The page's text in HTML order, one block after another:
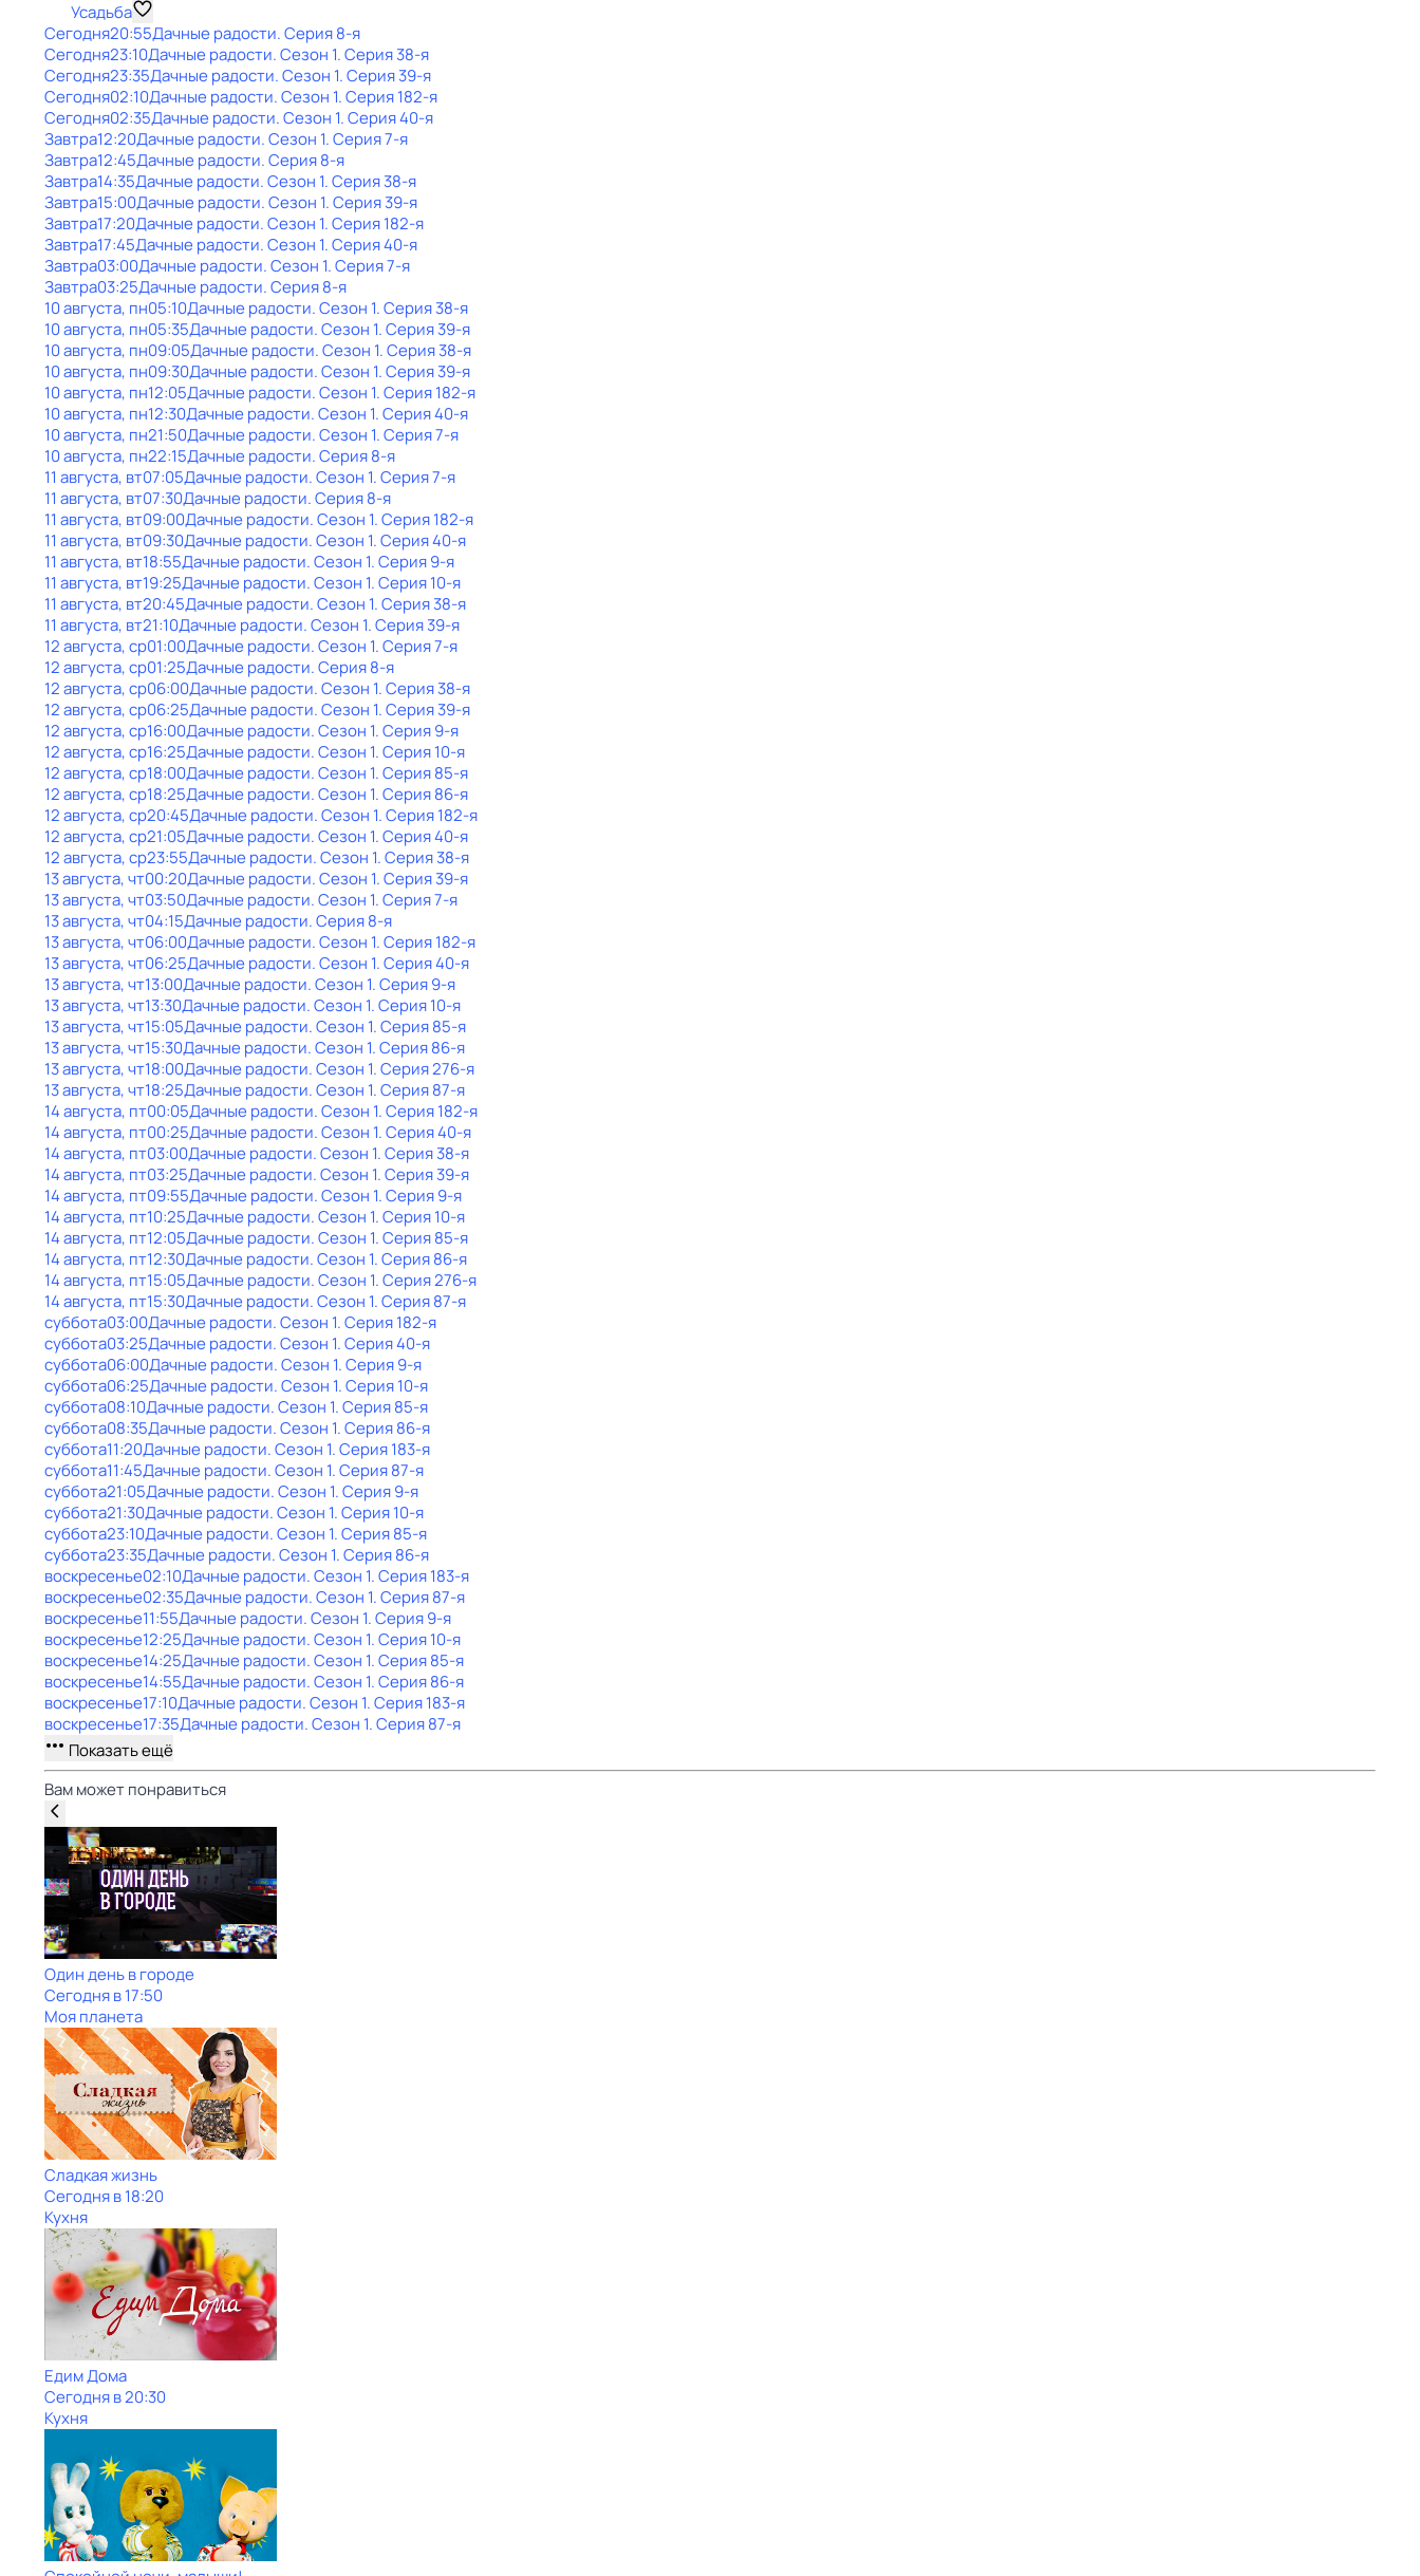
Усадьба
Сегодня20:55Дачные радости. Серия 8-я
Сегодня23:10Дачные радости. Сезон 1. Серия 38-я
Сегодня23:35Дачные радости. Сезон 1. Серия 39-я
Сегодня02:10Дачные радости. Сезон 1. Серия 182-я
Сегодня02:35Дачные радости. Сезон 1. Серия 40-я
Завтра12:20Дачные радости. Сезон 1. Серия 7-я
Завтра12:45Дачные радости. Серия 8-я
Завтра14:35Дачные радости. Сезон 1. Серия 38-я
Завтра15:00Дачные радости. Сезон 1. Серия 39-я
Завтра17:20Дачные радости. Сезон 1. Серия 182-я
Завтра17:45Дачные радости. Сезон 1. Серия 40-я
Завтра03:00Дачные радости. Сезон 1. Серия 7-я
Завтра03:25Дачные радости. Серия 8-я
10 августа, пн05:10Дачные радости. Сезон 1. Серия 38-я
10 августа, пн05:35Дачные радости. Сезон 1. Серия 39-я
10 августа, пн09:05Дачные радости. Сезон 1. Серия 38-я
10 августа, пн09:30Дачные радости. Сезон 1. Серия 39-я
10 августа, пн12:05Дачные радости. Сезон 1. Серия 182-я
10 августа, пн12:30Дачные радости. Сезон 1. Серия 40-я
10 августа, пн21:50Дачные радости. Сезон 1. Серия 7-я
10 августа, пн22:15Дачные радости. Серия 8-я
11 августа, вт07:05Дачные радости. Сезон 1. Серия 7-я
11 августа, вт07:30Дачные радости. Серия 8-я
11 августа, вт09:00Дачные радости. Сезон 1. Серия 182-я
11 августа, вт09:30Дачные радости. Сезон 1. Серия 40-я
11 августа, вт18:55Дачные радости. Сезон 1. Серия 9-я
11 августа, вт19:25Дачные радости. Сезон 1. Серия 10-я
11 августа, вт20:45Дачные радости. Сезон 1. Серия 38-я
11 августа, вт21:10Дачные радости. Сезон 1. Серия 39-я
12 августа, ср01:00Дачные радости. Сезон 1. Серия 7-я
12 августа, ср01:25Дачные радости. Серия 8-я
12 августа, ср06:00Дачные радости. Сезон 1. Серия 38-я
12 августа, ср06:25Дачные радости. Сезон 1. Серия 39-я
12 августа, ср16:00Дачные радости. Сезон 1. Серия 9-я
12 августа, ср16:25Дачные радости. Сезон 1. Серия 10-я
12 августа, ср18:00Дачные радости. Сезон 1. Серия 85-я
12 августа, ср18:25Дачные радости. Сезон 1. Серия 86-я
12 августа, ср20:45Дачные радости. Сезон 1. Серия 182-я
12 августа, ср21:05Дачные радости. Сезон 1. Серия 40-я
12 августа, ср23:55Дачные радости. Сезон 1. Серия 38-я
13 августа, чт00:20Дачные радости. Сезон 1. Серия 39-я
13 августа, чт03:50Дачные радости. Сезон 1. Серия 7-я
13 августа, чт04:15Дачные радости. Серия 8-я
13 августа, чт06:00Дачные радости. Сезон 1. Серия 182-я
13 августа, чт06:25Дачные радости. Сезон 1. Серия 40-я
13 августа, чт13:00Дачные радости. Сезон 1. Серия 9-я
13 августа, чт13:30Дачные радости. Сезон 1. Серия 10-я
13 августа, чт15:05Дачные радости. Сезон 1. Серия 85-я
13 августа, чт15:30Дачные радости. Сезон 1. Серия 86-я
13 августа, чт18:00Дачные радости. Сезон 1. Серия 276-я
13 августа, чт18:25Дачные радости. Сезон 1. Серия 87-я
14 августа, пт00:05Дачные радости. Сезон 1. Серия 182-я
14 августа, пт00:25Дачные радости. Сезон 1. Серия 40-я
14 августа, пт03:00Дачные радости. Сезон 1. Серия 38-я
14 августа, пт03:25Дачные радости. Сезон 1. Серия 39-я
14 августа, пт09:55Дачные радости. Сезон 1. Серия 9-я
14 августа, пт10:25Дачные радости. Сезон 1. Серия 10-я
14 августа, пт12:05Дачные радости. Сезон 1. Серия 85-я
14 августа, пт12:30Дачные радости. Сезон 1. Серия 86-я
14 августа, пт15:05Дачные радости. Сезон 1. Серия 276-я
14 августа, пт15:30Дачные радости. Сезон 1. Серия 87-я
суббота03:00Дачные радости. Сезон 1. Серия 182-я
суббота03:25Дачные радости. Сезон 1. Серия 40-я
суббота06:00Дачные радости. Сезон 1. Серия 9-я
суббота06:25Дачные радости. Сезон 1. Серия 10-я
суббота08:10Дачные радости. Сезон 1. Серия 85-я
суббота08:35Дачные радости. Сезон 1. Серия 86-я
суббота11:20Дачные радости. Сезон 1. Серия 183-я
суббота11:45Дачные радости. Сезон 1. Серия 87-я
суббота21:05Дачные радости. Сезон 1. Серия 9-я
суббота21:30Дачные радости. Сезон 1. Серия 10-я
суббота23:10Дачные радости. Сезон 1. Серия 85-я
суббота23:35Дачные радости. Сезон 1. Серия 86-я
воскресенье02:10Дачные радости. Сезон 1. Серия 183-я
воскресенье02:35Дачные радости. Сезон 1. Серия 87-я
воскресенье11:55Дачные радости. Сезон 1. Серия 9-я
воскресенье12:25Дачные радости. Сезон 1. Серия 10-я
воскресенье14:25Дачные радости. Сезон 1. Серия 85-я
воскресенье14:55Дачные радости. Сезон 1. Серия 86-я
воскресенье17:10Дачные радости. Сезон 1. Серия 183-я
воскресенье17:35Дачные радости. Сезон 1. Серия 87-я
Показать ещё
Вам может понравиться
Один день в городе
Сегодня в 17:50
Моя планета
Сладкая жизнь
Сегодня в 18:20
Кухня
Едим Дома
Сегодня в 20:30
Кухня